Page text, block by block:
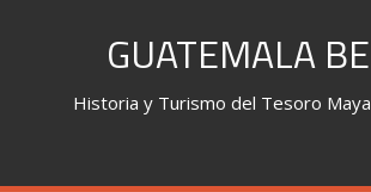
GUATEMALA
Historia y Turismo del Tesoro